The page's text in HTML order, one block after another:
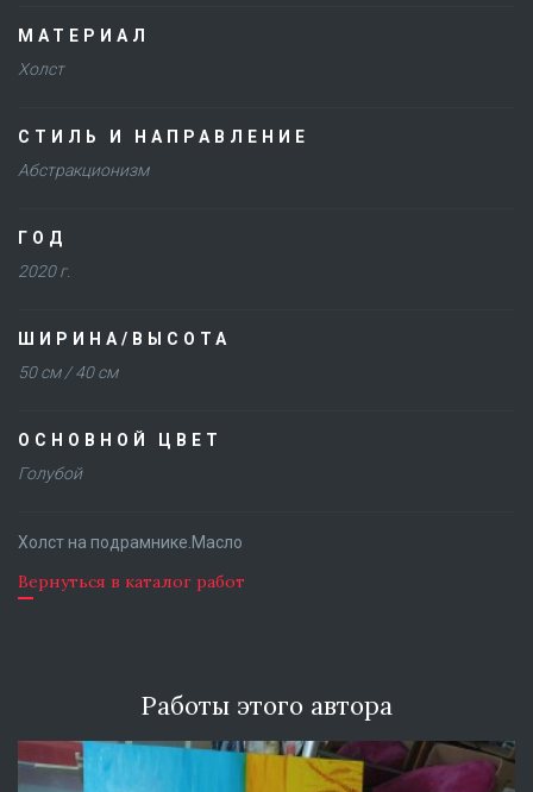
МАТЕРИАЛ
Холст
СТИЛЬ И НАПРАВЛЕНИЕ
Абстракционизм
ГОД
2020 г.
ШИРИНА/ВЫСОТА
50 см / 40 см
ОСНОВНОЙ ЦВЕТ
Голубой
Холст на подрамнике.Масло
Вернуться в каталог работ
Работы этого автора